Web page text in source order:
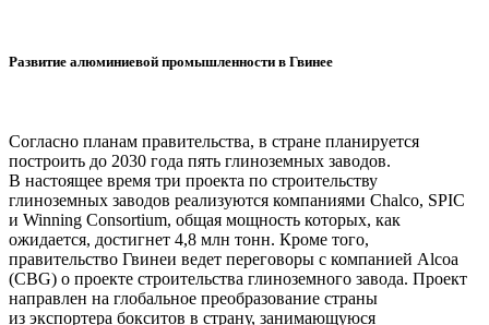
Развитие алюминиевой промышленности в Гвинее
Согласно планам правительства, в стране планируется
построить до 2030 года пять глиноземных заводов.
В настоящее время три проекта по строительству
глиноземных заводов реализуются компаниями Chalco, SPIC
и Winning Consortium, общая мощность которых, как
ожидается, достигнет 4,8 млн тонн. Кроме того,
правительство Гвинеи ведет переговоры с компанией Alcoa
(CBG) о проекте строительства глиноземного завода. Проект
направлен на глобальное преобразование страны
из экспортера бокситов в страну, занимающуюся